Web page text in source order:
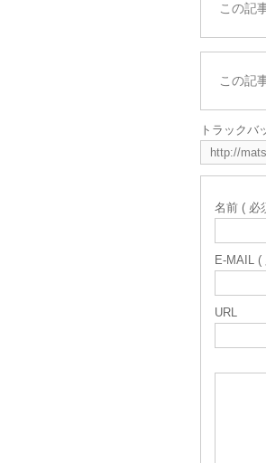
この記
この記
トラックバ
名前 ( 必
E-MAIL
URL